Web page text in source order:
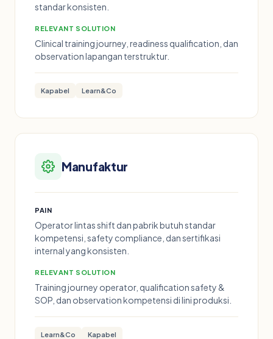
standar konsisten.
RELEVANT SOLUTION
Clinical training journey, readiness qualification, dan
observation lapangan terstruktur.
Kapabel Learn&Co
Manufaktur
PAIN
Operator lintas shift dan pabrik butuh standar
kompetensi, safety compliance, dan sertifikasi
internal yang konsisten.
RELEVANT SOLUTION
Training journey operator, qualification safety &
SOP, dan observation kompetensi di lini produksi.
Learn&Co Kapabel